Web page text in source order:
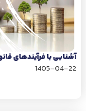
آشنایی با فرآیندهای
1405-04-22